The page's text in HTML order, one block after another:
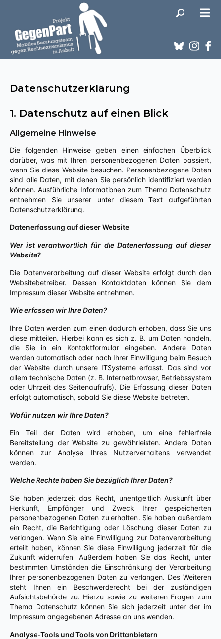
Datenschutzerklärung
1. Datenschutz auf einen Blick
Allgemeine Hinweise
Die folgenden Hinweise geben einen einfachen Überblick
darüber, was mit Ihren personenbezogenen Daten passiert,
wenn Sie diese Website besuchen. Personenbezogene Daten
sind alle Daten, mit denen Sie persönlich identifiziert werden
können. Ausführliche Informationen zum Thema Datenschutz
entnehmen Sie unserer unter diesem Text aufgeführten
Datenschutzerklärung.
Datenerfassung auf dieser Website
Wer ist verantwortlich für die Datenerfassung auf dieser
Website?
Die Datenverarbeitung auf dieser Website erfolgt durch den
Websitebetreiber. Dessen Kontaktdaten können Sie dem
Impressum dieser Website entnehmen.
Wie erfassen wir Ihre Daten?
Ihre Daten werden zum einen dadurch erhoben, dass Sie uns
diese mitteilen. Hierbei kann es sich z. B. um Daten handeln,
die Sie in ein Kontaktformular eingeben. Andere Daten
werden automatisch oder nach Ihrer Einwilligung beim Besuch
der Website durch unsere ITSysteme erfasst. Das sind vor
allem technische Daten (z. B. Internetbrowser, Betriebssystem
oder Uhrzeit des Seitenaufrufs). Die Erfassung dieser Daten
erfolgt automatisch, sobald Sie diese Website betreten.
Wofür nutzen wir Ihre Daten?
Ein Teil der Daten wird erhoben, um eine fehlerfreie
Bereitstellung der Website zu gewährleisten. Andere Daten
können zur Analyse Ihres Nutzerverhaltens verwendet
werden.
Welche Rechte haben Sie bezüglich Ihrer Daten?
Sie haben jederzeit das Recht, unentgeltlich Auskunft über
Herkunft, Empfänger und Zweck Ihrer gespeicherten
personenbezogenen Daten zu erhalten. Sie haben außerdem
ein Recht, die Berichtigung oder Löschung dieser Daten zu
verlangen. Wenn Sie eine Einwilligung zur Datenverarbeitung
erteilt haben, können Sie diese Einwilligung jederzeit für die
Zukunft widerrufen. Außerdem haben Sie das Recht, unter
bestimmten Umständen die Einschränkung der Verarbeitung
Ihrer personenbezogenen Daten zu verlangen. Des Weiteren
steht Ihnen ein Beschwerderecht bei der zuständigen
Aufsichtsbehörde zu. Hierzu sowie zu weiteren Fragen zum
Thema Datenschutz können Sie sich jederzeit unter der im
Impressum angegebenen Adresse an uns wenden.
Analyse-Tools und Tools von Drittanbietern